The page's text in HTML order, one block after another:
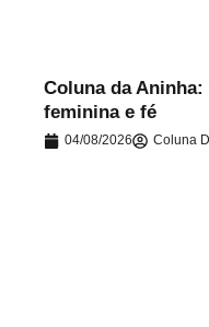
Coluna da
feminina e fé
04/08/2026 Coluna